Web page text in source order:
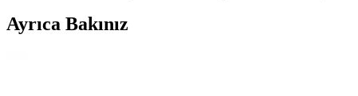
Ayrıca Bakınız